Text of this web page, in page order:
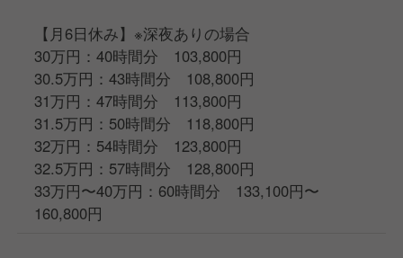
【月6日休み】※深夜ありの場合
30万円：40時間分 103,800円
30.5万円：43時間分 108,800円
31万円：47時間分 113,800円
31.5万円：50時間分 118,800円
32万円：54時間分 123,800円
32.5万円：57時間分 128,800円
33万円〜40万円：60時間分 133,100円〜
160,800円